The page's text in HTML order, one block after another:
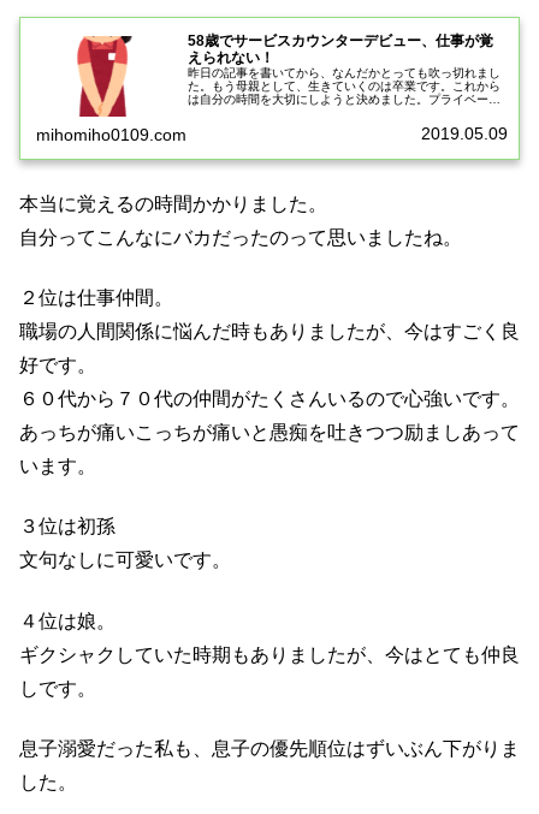
58歳でサービスカウンターデビュー、仕事が覚
えられない！
昨日の記事を書いてから、なんだかとっても吹っ切れまし
た。もう母親として、生きていくのは卒業です。これから
は自分の時間を大切にしようと決めました。プライベート
mihomiho0109.com 2019.05.09
本当に覚えるの時間かかりました。
自分ってこんなにバカだったのって思いましたね。
２位は仕事仲間。
職場の人間関係に悩んだ時もありましたが、今はすごく良
好です。
６０代から７０代の仲間がたくさんいるので心強いです。
あっちが痛いこっちが痛いと愚痴を吐きつつ励ましあって
います。
３位は初孫
文句なしに可愛いです。
４位は娘。
ギクシャクしていた時期もありましたが、今はとても仲良
しです。
息子溺愛だった私も、息子の優先順位はずいぶん下がりま
した。